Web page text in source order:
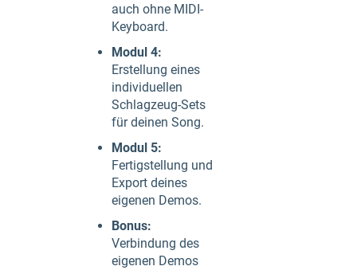
auch ohne MIDI-
Keyboard.
Modul 4:
Erstellung eines
individuellen
Schlagzeug-Sets
für deinen Song.
Modul 5:
Fertigstellung und
Export deines
eigenen Demos.
Bonus:
Verbindung des
eigenen Demos